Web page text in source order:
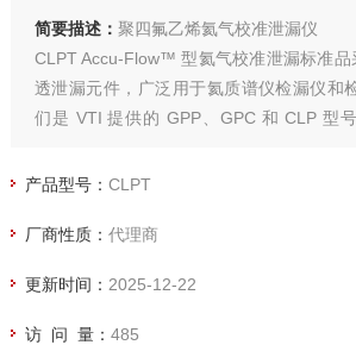
简要描述： 聚四氟乙烯氦气校准泄漏仪
CLPT Accu-Flow™ 型氦气校准泄漏标准
透泄漏元件，广泛用于氦质谱仪检漏仪和
们是 VTI 提供的 GPP、GPC 和 CLP 型
及更高的泄漏率。VTI 的专家总是渴望帮助
产品型号： CLPT
厂商性质： 代理商
更新时间： 2025-12-22
访 问 量： 485